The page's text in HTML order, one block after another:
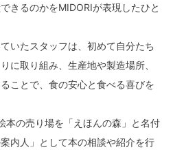
きるのかをMIDORIが表現したひと
いたスタッフは、初めて自分たち
に取り組み、生産地や製造場所、
ことで、食の安心と食べる喜びを
本の売り場を「えほんの森」と名付
内人」として本の相談や紹介を行